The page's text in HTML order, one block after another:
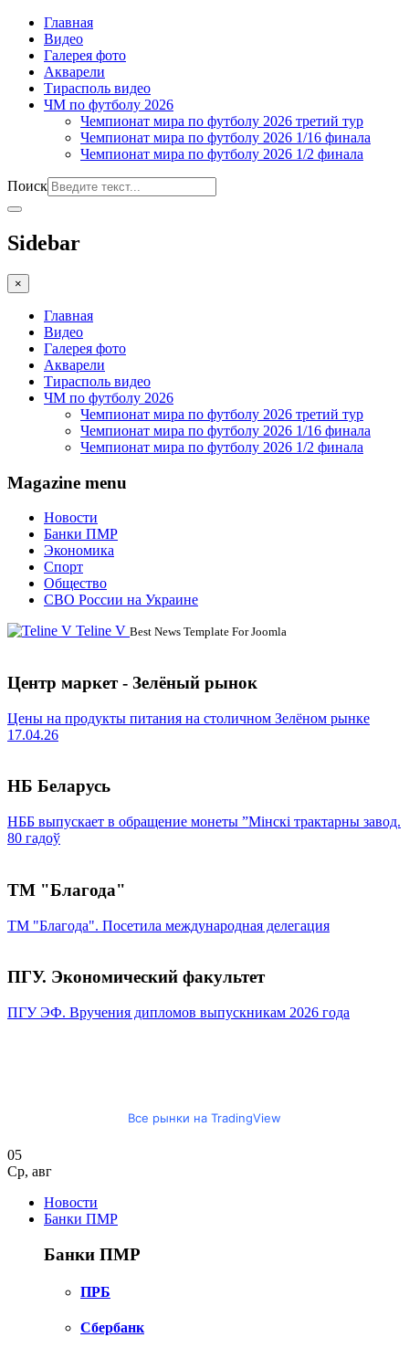
Главная
Видео
Галерея фото
Акварели
Тирасполь видео
ЧМ по футболу 2026
Чемпионат мира по футболу 2026 третий тур
Чемпионат мира по футболу 2026 1/16 финала
Чемпионат мира по футболу 2026 1/2 финала
Поиск
Sidebar
×
Главная
Видео
Галерея фото
Акварели
Тирасполь видео
ЧМ по футболу 2026
Чемпионат мира по футболу 2026 третий тур
Чемпионат мира по футболу 2026 1/16 финала
Чемпионат мира по футболу 2026 1/2 финала
Magazine menu
Новости
Банки ПМР
Экономика
Спорт
Общество
СВО России на Украине
Teline V Best News Template For Joomla
Центр маркет - Зелёный рынок
Цены на продукты питания на столичном Зелёном рынке
17.04.26
НБ Беларусь
НББ выпускает в обращение монеты ”Мінскі трактарны завод.
80 гадоў
ТМ "Благода"
ТМ "Благода". Посетила международная делегация
ПГУ. Экономический факультет
ПГУ ЭФ. Вручения дипломов выпускникам 2026 года
Все рынки на TradingView
05
Ср, авг
Новости
Банки ПМР
Банки ПМР
ПРБ
Сбербанк